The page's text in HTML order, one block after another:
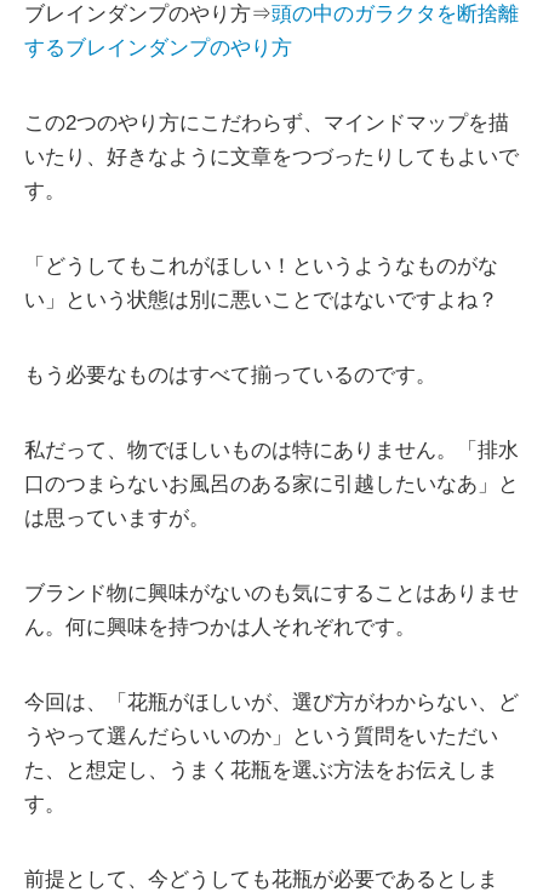
ブレインダンプのやり方⇒頭の中のガラクタを断捨離
するブレインダンプのやり方
この2つのやり方にこだわらず、マインドマップを描
いたり、好きなように文章をつづったりしてもよいで
す。
「どうしてもこれがほしい！というようなものがな
い」という状態は別に悪いことではないですよね？
もう必要なものはすべて揃っているのです。
私だって、物でほしいものは特にありません。「排水
口のつまらないお風呂のある家に引越したいなあ」と
は思っていますが。
ブランド物に興味がないのも気にすることはありませ
ん。何に興味を持つかは人それぞれです。
今回は、「花瓶がほしいが、選び方がわからない、ど
うやって選んだらいいのか」という質問をいただい
た、と想定し、うまく花瓶を選ぶ方法をお伝えしま
す。
前提として、今どうしても花瓶が必要であるとしま